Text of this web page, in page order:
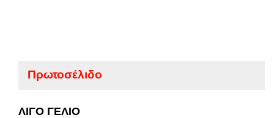
Πρωτοσέλιδο
ΛΙΓΟ ΓΕΛΙΟ